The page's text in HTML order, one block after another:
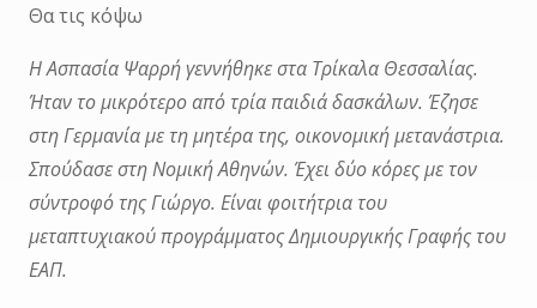
Θα τις κόψω
Η Ασπασία Ψαρρή γεννήθηκε στα Τρίκαλα Θεσσαλίας.
Ήταν το μικρότερο από τρία παιδιά δασκάλων. Έζησε
στη Γερμανία με τη μητέρα της, οικονομική μετανάστρια.
Σπούδασε στη Νομική Αθηνών. Έχει δύο κόρες με τον
σύντροφό της Γιώργο. Είναι φοιτήτρια του
μεταπτυχιακού προγράμματος Δημιουργικής Γραφής του
ΕΑΠ.